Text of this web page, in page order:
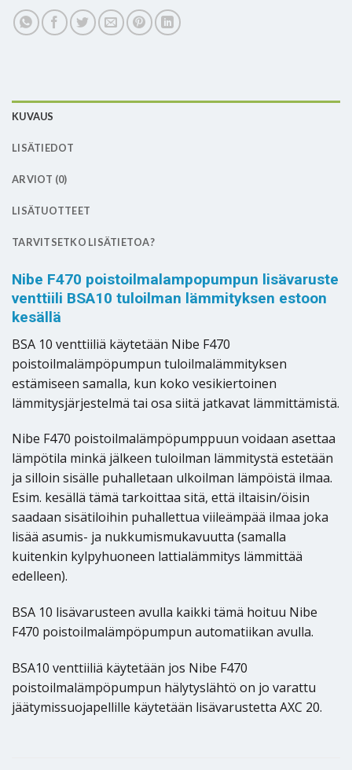
KUVAUS
LISÄTIEDOT
ARVIOT (0)
LISÄTUOTTEET
TARVITSETKO LISÄTIETOA?
Nibe F470 poistoilmalampopumpun lisävaruste
venttiili BSA10 tuloilman lämmityksen estoon
kesällä
BSA 10 venttiiliä käytetään Nibe F470
poistoilmalämpöpumpun tuloilmalämmityksen
estämiseen samalla, kun koko vesikiertoinen
lämmitysjärjestelmä tai osa siitä jatkavat lämmittämistä.
Nibe F470 poistoilmalämpöpumppuun voidaan asettaa
lämpötila minkä jälkeen tuloilman lämmitystä estetään
ja silloin sisälle puhalletaan ulkoilman lämpöistä ilmaa.
Esim. kesällä tämä tarkoittaa sitä, että iltaisin/öisin
saadaan sisätiloihin puhallettua viileämpää ilmaa joka
lisää asumis- ja nukkumismukavuutta (samalla
kuitenkin kylpyhuoneen lattialämmitys lämmittää
edelleen).
BSA 10 lisävarusteen avulla kaikki tämä hoituu Nibe
F470 poistoilmalämpöpumpun automatiikan avulla.
BSA10 venttiiliä käytetään jos Nibe F470
poistoilmalämpöpumpun hälytyslähtö on jo varattu
jäätymissuojapellille käytetään lisävarustetta AXC 20.